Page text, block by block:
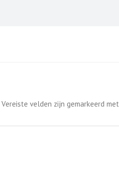
Vereiste velden zijn gemarkeerd met